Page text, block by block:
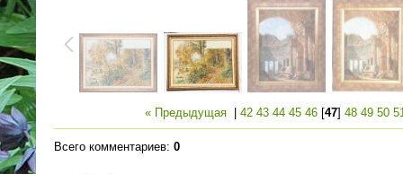
« Предыдущая 42 43 44 45 46 [47] 48 49 50
Всего комментариев: 0